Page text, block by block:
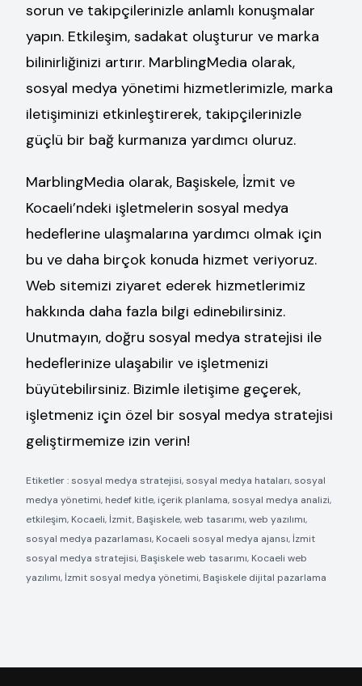
sorun ve takipçilerinizle anlamlı konuşmalar
yapın. Etkileşim, sadakat oluşturur ve marka
bilinirliğinizi artırır. MarblingMedia olarak,
sosyal medya yönetimi hizmetlerimizle, marka
iletişiminizi etkinleştirerek, takipçilerinizle
güçlü bir bağ kurmanıza yardımcı oluruz.
MarblingMedia olarak, Başiskele, İzmit ve
Kocaeli’ndeki işletmelerin sosyal medya
hedeflerine ulaşmalarına yardımcı olmak için
bu ve daha birçok konuda hizmet veriyoruz.
Web sitemizi ziyaret ederek hizmetlerimiz
hakkında daha fazla bilgi edinebilirsiniz.
Unutmayın, doğru sosyal medya stratejisi ile
hedeflerinize ulaşabilir ve işletmenizi
büyütebilirsiniz. Bizimle iletişime geçerek,
işletmeniz için özel bir sosyal medya stratejisi
geliştirmemize izin verin!
Etiketler : sosyal medya stratejisi, sosyal medya hataları, sosyal
medya yönetimi, hedef kitle, içerik planlama, sosyal medya analizi,
etkileşim, Kocaeli, İzmit, Başiskele, web tasarımı, web yazılımı,
sosyal medya pazarlaması, Kocaeli sosyal medya ajansı, İzmit
sosyal medya stratejisi, Başiskele web tasarımı, Kocaeli web
yazılımı, İzmit sosyal medya yönetimi, Başiskele dijital pazarlama